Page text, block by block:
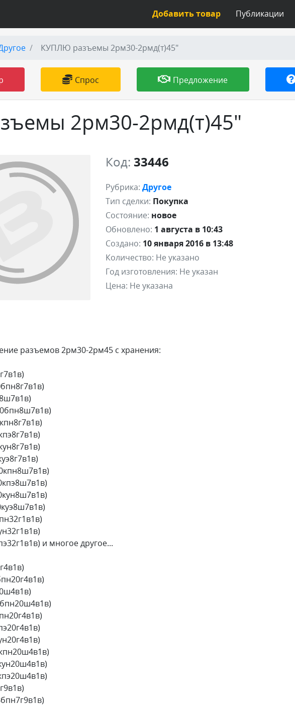
Публикации
Добавить товар
КУПЛЮ разъемы 2рм30-2рмд(т)45"
Спрос Предложение
2рм30-2рмд(т)45"
Код: 33446
Рубрика: Другое
Тип сделки: Покупка
Состояние: новое
Обновлено: 1 августа в 10:43
Создано: 10 января 2016 в 13:48
Количество: Не указано
Год изготовления: Не указан
Цена: Не указана
разъемов 2рм30-2рм45 с хранения:
и многое другое...